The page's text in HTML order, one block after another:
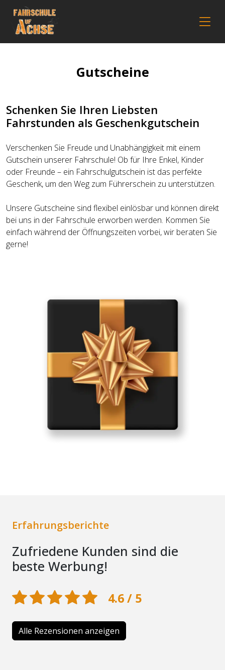
Gutscheine
Schenken Sie Ihren Liebsten
Fahrstunden als Geschenkgutschein
Verschenken Sie Freude und Unabhängigkeit mit einem
Gutschein unserer Fahrschule! Ob für Ihre Enkel, Kinder
oder Freunde – ein Fahrschulgutschein ist das perfekte
Geschenk, um den Weg zum Führerschein zu unterstützen.
Unsere Gutscheine sind flexibel einlösbar und können direkt
bei uns in der Fahrschule erworben werden. Kommen Sie
einfach während der Öffnungszeiten vorbei, wir beraten Sie
gerne!
Erfahrungsberichte
Zufriedene Kunden sind die
beste Werbung!
4.6 / 5
Alle Rezensionen anzeigen